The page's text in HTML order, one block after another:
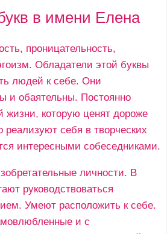
в имени Елена
проницательность,
Обладатели этой буквы
людей к себе. Они
и обаятельны. Постоянно
жизни, которую ценят дороже
себя в творческих
интересными собеседниками.
личности. В
руководствоваться
Умеют расположить к себе.
и с